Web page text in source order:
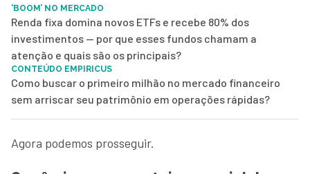
‘BOOM’ NO MERCADO
Renda fixa domina novos ETFs e recebe 80% dos
investimentos — por que esses fundos chamam a
atenção e quais são os principais?
CONTEÚDO EMPIRICUS
Como buscar o primeiro milhão no mercado financeiro
sem arriscar seu patrimônio em operações rápidas?
Agora podemos prosseguir.